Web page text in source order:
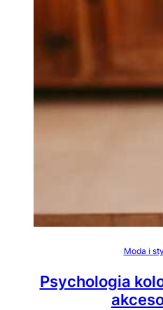
Moda i
Psychologia